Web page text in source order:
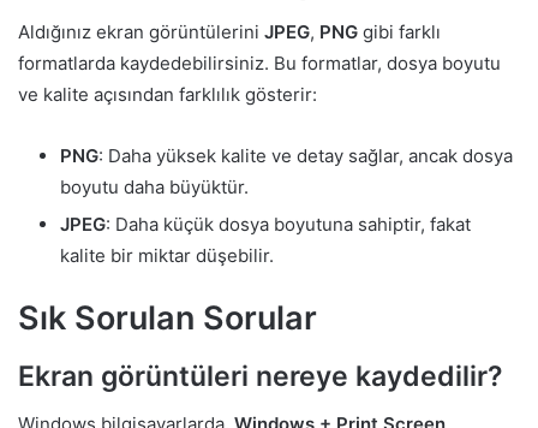
Aldığınız ekran görüntülerini JPEG, PNG gibi farklı
formatlarda kaydedebilirsiniz. Bu formatlar, dosya boyutu
ve kalite açısından farklılık gösterir:
PNG: Daha yüksek kalite ve detay sağlar, ancak dosya
boyutu daha büyüktür.
JPEG: Daha küçük dosya boyutuna sahiptir, fakat
kalite bir miktar düşebilir.
Sık Sorulan Sorular
Ekran görüntüleri nereye kaydedilir?